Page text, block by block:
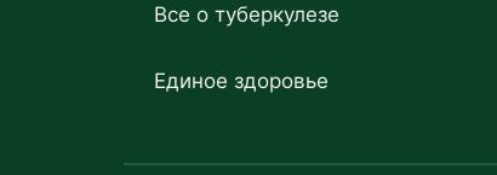
Все о туберкулезе
Единое здоровье